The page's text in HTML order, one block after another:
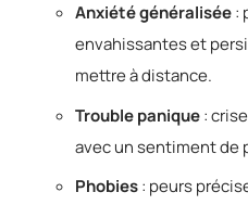
Anxiété généralisée:
envahissantes et
mettre à distance.
Trouble panique:
avec un sentiment de
Phobies: peurs